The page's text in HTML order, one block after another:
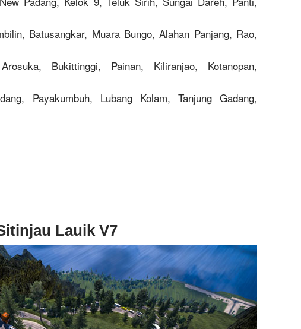
Batusangkar, Muara Bungo, Alahan Panjang, Rao,
Bukittinggi, Painan, Kiliranjao, Kotanopan,
Payakumbuh, Lubang Kolam, Tanjung Gadang,
Lauik V7